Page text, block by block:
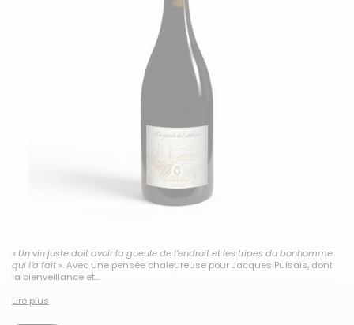
« Un vin juste doit avoir la gueule de l’endroit et les tripes du bonhomme
qui l’a fait ». Avec une pensée chaleureuse pour Jacques Puisais, dont
la bienveillance et...
Lire plus